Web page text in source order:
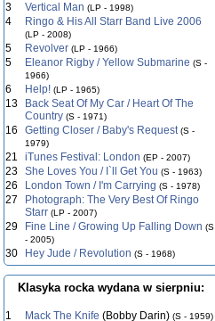
3 Vertical Man (LP - 1998)
4 Ringo & His All Starr Band Live 2006
(LP - 2008)
5 Revolver (LP - 1966)
5 Eleanor Rigby / Yellow Submarine (S -
1966)
6 Help! (LP - 1965)
13
Back Seat Of My Car / Heart Of The
Country (S - 1971)
16 Getting Closer / Baby's Request (S -
1979)
21 iTunes Festival: London (EP - 2007)
23 She Loves You / I`ll Get You (S - 1963)
26 London Town / I'm Carrying (S - 1978)
27
Photograph: The Very Best Of Ringo
Starr (LP - 2007)
29 Fine Line / Growing Up Falling Down (S
- 2005)
30 Hey Jude / Revolution (S - 1968)
Klasyka rocka wydana w sierpniu:
1 Mack The Knife (Bobby Darin) (S - 1959)